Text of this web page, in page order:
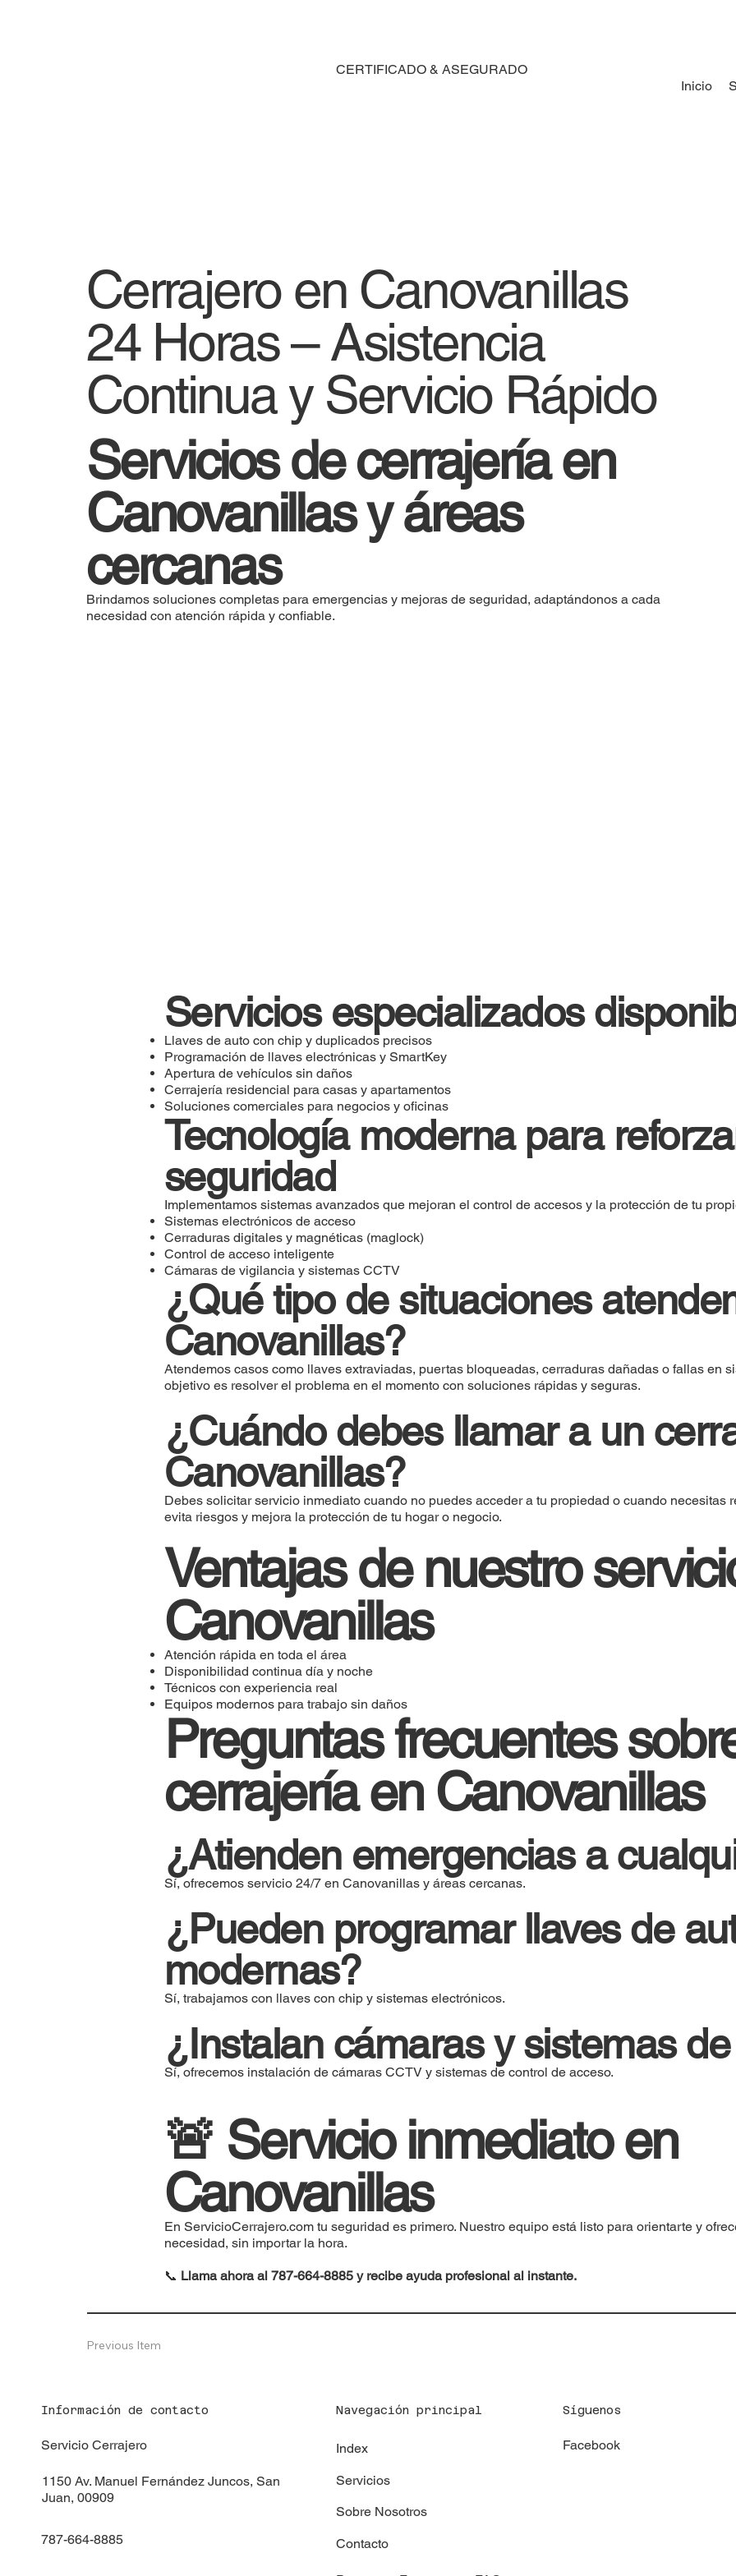
Inicio
CERTIFICADO & ASEGURADO
Cerrajero en Canovanillas
24 Horas – Asistencia
Continua y Servicio Rápido
Servicios de cerrajería en
Canovanillas y áreas
cercanas
Brindamos soluciones completas para emergencias y mejoras de seguridad, adaptándonos a cada
necesidad con atención rápida y confiable.
Servicios especializados
Llaves de auto con chip y duplicados precisos
Programación de llaves electrónicas y SmartKey
Apertura de vehículos sin daños
Cerrajería residencial para casas y apartamentos
Soluciones comerciales para negocios y oficinas
Tecnología moderna para
seguridad
Implementamos sistemas avanzados que mejoran el control de accesos y la protección de tu
Sistemas electrónicos de acceso
Cerraduras digitales y magnéticas (maglock)
Control de acceso inteligente
Cámaras de vigilancia y sistemas CCTV
¿Qué tipo de situaciones
Canovanillas?
Atendemos casos como llaves extraviadas, puertas bloqueadas, cerraduras dañadas o fallas en
objetivo es resolver el problema en el momento con soluciones rápidas y seguras.
¿Cuándo debes llamar a un
Canovanillas?
Debes solicitar servicio inmediato cuando no puedes acceder a tu propiedad o cuando necesitas
evita riesgos y mejora la protección de tu hogar o negocio.
Ventajas de nuestro
Canovanillas
Atención rápida en toda el área
Disponibilidad continua día y noche
Técnicos con experiencia real
Equipos modernos para trabajo sin daños
Preguntas frecuentes
cerrajería en Canovanillas
¿Atienden emergencias a
Sí, ofrecemos servicio 24/7 en Canovanillas y áreas cercanas.
¿Pueden programar llaves de
modernas?
Sí, trabajamos con llaves con chip y sistemas electrónicos.
¿Instalan cámaras y sistemas
Sí, ofrecemos instalación de cámaras CCTV y sistemas de control de acceso.
🚨 Servicio inmediato en
Canovanillas
En ServicioCerrajero.com tu seguridad es primero. Nuestro equipo está listo para orientarte y
necesidad, sin importar la hora.
📞 Llama ahora al 787-664-8885 y recibe ayuda profesional al instante.
Previous Item
Información de contacto
Servicio Cerrajero
1150 Av. Manuel Fernández Juncos, San
Juan, 00909
787-664-8885
Navegación principal
Index
Servicios
Sobre Nosotros
Contacto
Síguenos
Facebook